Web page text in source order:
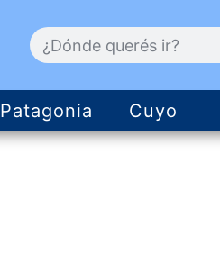
Patagonia Cuyo